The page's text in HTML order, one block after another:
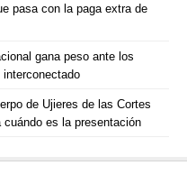
pasa con la paga extra de
gana peso ante los
de Ujieres de las Cortes
es la presentación